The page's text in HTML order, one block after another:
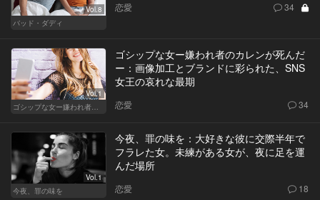
Vol.8
バッド・ダディ
恋愛 34
Vol.1
ゴシップな女ー嫌われ者のカレンが死んだー
ゴシップな女ー嫌われ者のカレンが死んだ
ー：画像加工とブランドに彩られた、SNS
女王の哀れな最期
恋愛 34
Vol.1
今夜、罪の味を
今夜、罪の味を：大好きな彼に交際半年で
フラレた女。未練がある女が、夜に足を運
んだ場所
恋愛 18